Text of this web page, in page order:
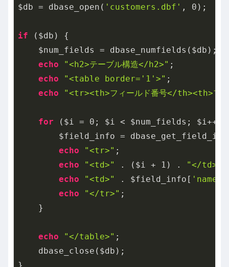
$db = dbase_open( 'customers.dbf' , 0 );
if ($db) {
    $num_fields = dbase_numfields($db);
echo
"<h2>テーブル構造</h2>" ;
echo
"<table border='1'>" ;
echo
"<tr><th>フィールド番号</th><th>フ
for ($i = 0 ; $i < $num_fields; $i++)
$field_info =
echo
"<tr>" ;
echo
"<td>" . ($i + 1 ) . "</td>"
echo
"<td>" . $field_info[ 'name'
echo
"</tr>" ;
    }
echo "</table>" ;
    dbase_close($db);